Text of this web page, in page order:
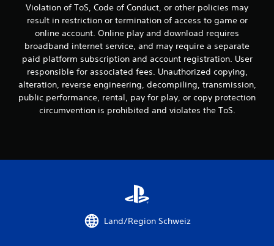
Violation of ToS, Code of Conduct, or other policies may
result in restriction or termination of access to game or
online account. Online play and download requires
broadband internet service, and may require a separate
paid platform subscription and account registration. User
responsible for associated fees. Unauthorized copying,
alteration, reverse engineering, decompiling, transmission,
public performance, rental, pay for play, or copy protection
circumvention is prohibited and violates the ToS.
Land/Region Schweiz